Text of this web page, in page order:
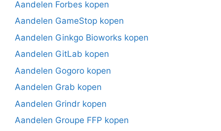
Aandelen Forbes kopen
Aandelen GameStop kopen
Aandelen Ginkgo Bioworks kopen
Aandelen GitLab kopen
Aandelen Gogoro kopen
Aandelen Grab kopen
Aandelen Grindr kopen
Aandelen Groupe FFP kopen